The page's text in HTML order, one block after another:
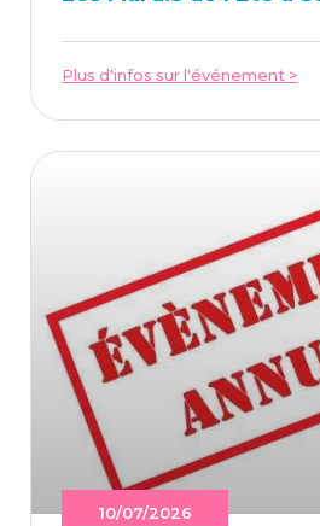
Plus d'infos sur l'événement >
10/07/2026